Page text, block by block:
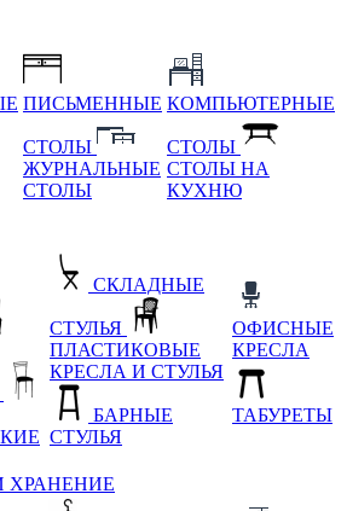
ПИСЬМЕННЫЕ
СТОЛЫ
ЖУРНАЛЬНЫЕ
СТОЛЫ
КОМПЬЮТЕРНЫЕ
СТОЛЫ
СТОЛЫ НА
КУХНЮ
СКЛАДНЫЕ
СТУЛЬЯ
ПЛАСТИКОВЫЕ
КРЕСЛА И СТУЛЬЯ
БАРНЫЕ
СТУЛЬЯ
ОФИСНЫЕ
КРЕСЛА
ТАБУРЕТЫ